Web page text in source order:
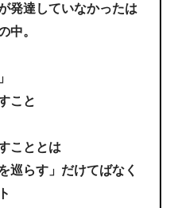
発達していなかったは
中。
こと
こととは
巡らす」だけてばなく